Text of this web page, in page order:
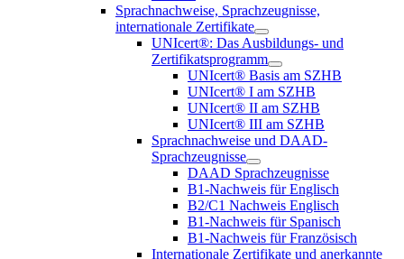
Sprachnachweise, Sprachzeugnisse,
internationale Zertifikate
UNIcert®: Das Ausbildungs- und
Zertifikatsprogramm
UNIcert® Basis am SZHB
UNIcert® I am SZHB
UNIcert® II am SZHB
UNIcert® III am SZHB
Sprachnachweise und DAAD-
Sprachzeugnisse
DAAD Sprachzeugnisse
B1-Nachweis für Englisch
B2/C1 Nachweis Englisch
B1-Nachweis für Spanisch
B1-Nachweis für Französisch
Internationale Zertifikate und anerkannte